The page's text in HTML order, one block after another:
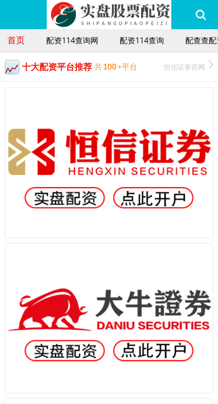
首页 配资114查询网 配资114查询 配查查
十大配资平台推荐 共100+平台 恒信证券官网